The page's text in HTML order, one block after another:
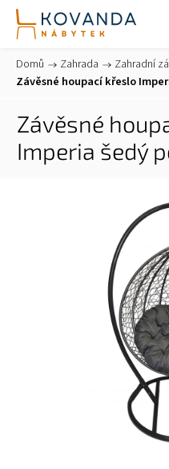
Domů / Zahrada / Zahradní
Závěsné houpací křeslo
Závěsné
Imperia šedý